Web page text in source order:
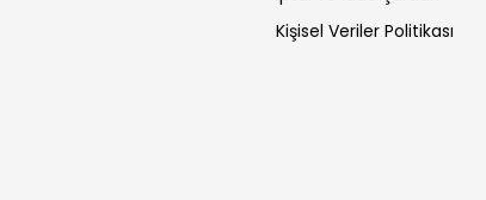
Kişisel Veriler Politikası